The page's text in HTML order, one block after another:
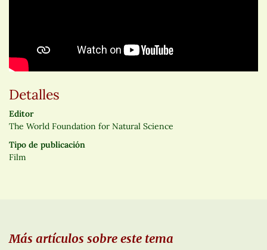
Detalles
Editor
The World Foundation for Natural Science
Tipo de publicación
Film
Más artículos sobre este tema